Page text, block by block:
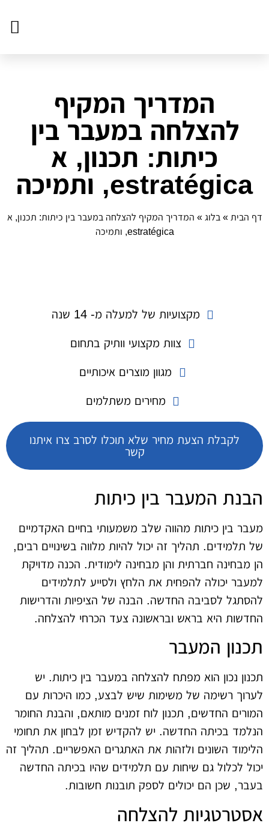
המדריך המקיף
להצלחה במעבר בין
כיתות: תכנון, א
estratégica, ותמיכה
דף הבית » בלוג » המדריך המקיף להצלחה במעבר בין כיתות: תכנון, א
estratégica, ותמיכה
מקצועיות של למעלה מ- 14 שנה
צוות מקצועי וותיק בתחום
מגוון מוצרים איכותיים
מחירים משתלמים
לקבלת הצעת מחיר שלא תוכלו לסרב צרו איתנו
קשר
הבנת המעבר בין כיתות
מעבר בין כיתות מהווה שלב משמעותי בחיים האקדמיים
של תלמידים. תהליך זה יכול להיות מלווה בשינויים רבים,
הן מבחינה חברתית והן מבחינה לימודית. הכנה מדויקת
למעבר יכולה להפחית את הלחץ ולסייע לתלמידים
להסתגל לסביבה החדשה. הבנה של הציפיות והדרישות
החדשות היא בראש ובראשונה צעד הכרחי להצלחה.
תכנון המעבר
תכנון נכון הוא מפתח להצלחה במעבר בין כיתות. יש
לערוך רשימה של משימות שיש לבצע, כמו היכרות עם
המורים החדשים, תכנון לוח זמנים מותאם, והבנת החומר
הנלמד בכיתה החדשה. יש להקדיש זמן לבחון את תחומי
הלימוד השונים ולזהות את האתגרים האפשריים. תהליך זה
יכול לכלול גם שיחות עם תלמידים שהיו בכיתה החדשה
בעבר, שכן הם יכולים לספק תובנות חשובות.
אסטרטגיות להצלחה